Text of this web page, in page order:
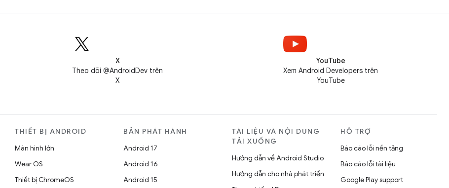
X
Theo dõi @AndroidDev trên
X
YouTube
Xem Android Developers trên
YouTube
THIẾT BỊ ANDROID
Màn hình lớn
Wear OS
Thiết bị ChromeOS
BẢN PHÁT HÀNH
Android 17
Android 16
Android 15
TÀI LIỆU VÀ NỘI DUNG
TẢI XUỐNG
Hướng dẫn về Android Studio
Hướng dẫn cho nhà phát triển
HỖ TRỢ
Báo cáo lỗi nền tảng
Báo cáo lỗi tài liệu
Google Play support